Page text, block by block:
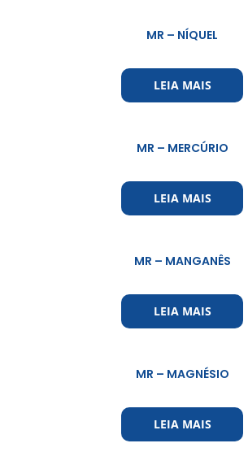
MR – NÍQUEL
LEIA MAIS
MR – MERCÚRIO
LEIA MAIS
MR – MANGANÊS
LEIA MAIS
MR – MAGNÉSIO
LEIA MAIS